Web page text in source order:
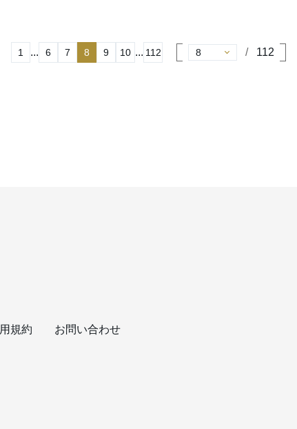
1 ... 6 7 8 9 10 ... 112 112
規約 お問い合わせ